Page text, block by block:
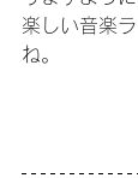
楽しい音楽
ね。